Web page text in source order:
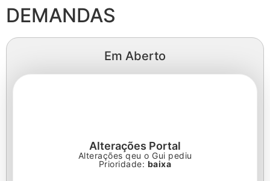
DEMANDAS
Em Aberto
Alterações Portal
Alterações qeu o Gui pediu
Prioridade: baixa